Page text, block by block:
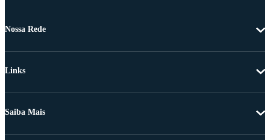
Nossa Rede
Links
Saiba Mais